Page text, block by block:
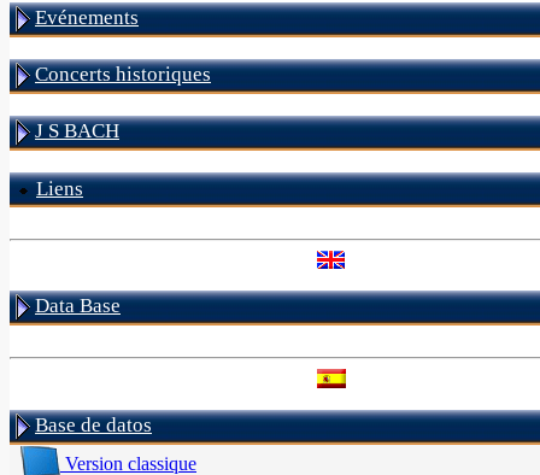
Evénements
Concerts historiques
J S BACH
Liens
Data Base
Base de datos
Version classique